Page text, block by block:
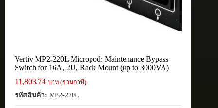
Vertiv MP2-220L Micropod: Maintenance Bypass
Switch for 16A, 2U, Rack Mount (up to 3000VA)
11,803.74 บาท (รวมภาษี)
รหัสสินค้า: MP2-220L